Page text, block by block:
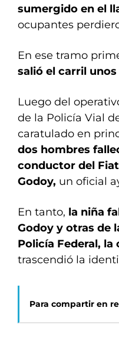
sumergido en el
ocupantes
En ese tramo
salió el carril
Luego del
de la Policía Vial
caratulado en
dos hombres
conductor del
Godoy, un oficial
En tanto, la niña
Godoy y otras de
Policía Federal, la
trascendió la
Para compartir en